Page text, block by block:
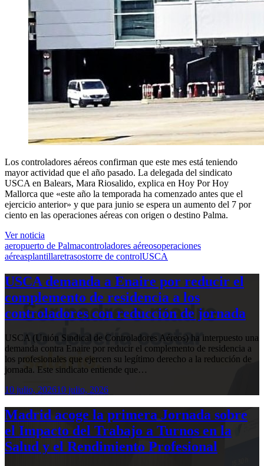
Los controladores aéreos confirman que este mes está teniendo
mayor actividad que el año pasado. La delegada del sindicato
USCA en Balears, Mara Riosalido, explica en Hoy Por Hoy
Mallorca que «este año la temporada ha comenzado antes que el
ejercicio anterior» y que para junio se espera un aumento del 7 por
ciento en las operaciones aéreas con origen o destino Palma.
Ver noticia
aeropuerto de Palmacontroladores aéreosoperaciones
aéreasplantillaretrasostorre de controlUSCA
USCA demanda a Enaire por reducir el
complemento de residencia a los
controladores con reducción de jornada
USCA (Unión Sindical de Controladores Aéreos) ha interpuesto una
demanda contra Enaire por reducir el complemento de residencia a
los profesionales que ejercen su legítimo derecho a la reducción de
jornada. Este sindicato entiende que…
10 julio, 202610 julio, 2026
Madrid acoge la primera Jornada sobre
el Impacto del Trabajo a Turnos en la
Salud y el Rendimiento Profesional